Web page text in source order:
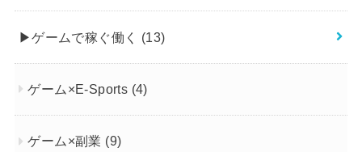
▶︎ゲームで稼ぐ働く (13)
ゲーム×E-Sports (4)
ゲーム×副業 (9)